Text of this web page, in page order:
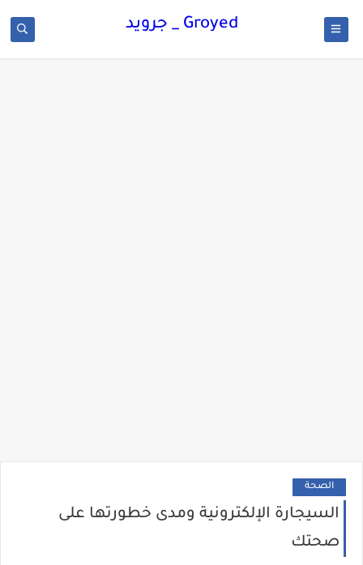
Groyed _ جرويد
الصحة
السيجارة الإلكترونية ومدى خطورتها على
صحتك